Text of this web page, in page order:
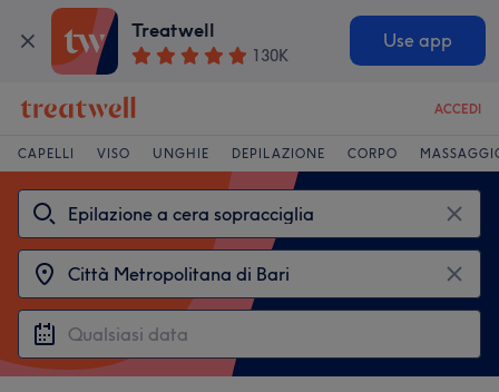
Treatwell
130K
Use app
ACCEDI
CAPELLI VISO UNGHIE DEPILAZIONE CORPO